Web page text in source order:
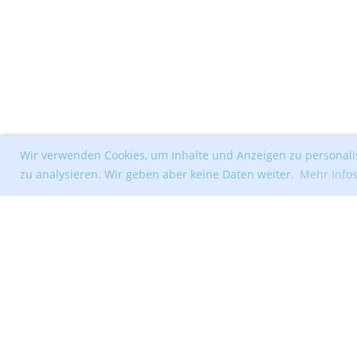
Wir verwenden Cookies, um Inhalte und Anzeigen zu
zu analysieren. Wir geben aber keine Daten weiter. Mehr Infos